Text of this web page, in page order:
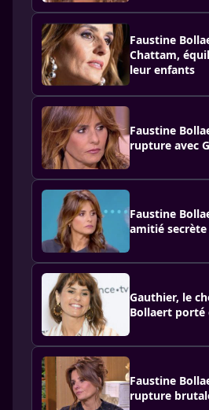
Faustine
Chattam,
leur enfants
Faustine
rupture avec
Faustine
amitié
Gauthier, le
Bollaert porté
Faustine
rupture